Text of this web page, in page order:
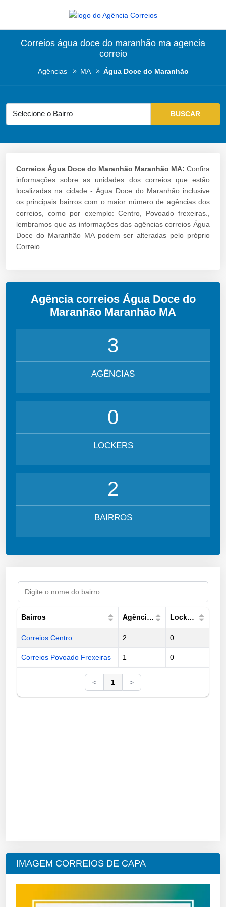
Correios água doce do maranhão ma agencia
correio
Agências MA Água Doce do Maranhão
Correios Água Doce do Maranhão Maranhão MA: Confira
informações sobre as unidades dos correios que estão
localizadas na cidade - Água Doce do Maranhão inclusive
os principais bairros com o maior número de agências dos
correios, como por exemplo: Centro, Povoado frexeiras.,
lembramos que as informações das agências correios Água
Doce do Maranhão MA podem ser alteradas pelo próprio
Correio.
Agência correios Água Doce do
Maranhão Maranhão MA
3
AGÊNCIAS
0
LOCKERS
2
BAIRROS
Bairros Agências Lockers
Correios Centro 2 0
Correios Povoado Frexeiras 1 0
< 1 >
IMAGEM CORREIOS DE CAPA